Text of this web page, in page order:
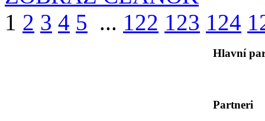
1 2 3 4 5 ... 122 123 124
Hlavní
Partneri